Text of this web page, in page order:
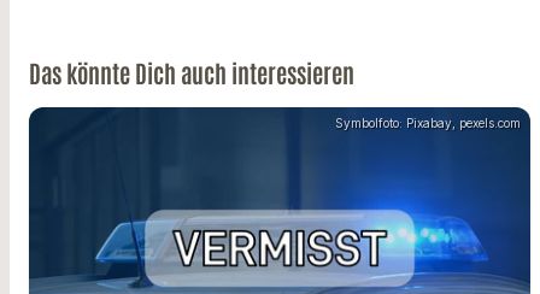
Das könnte Dich auch interessieren
Symbolfoto: Pixabay, pexels.com